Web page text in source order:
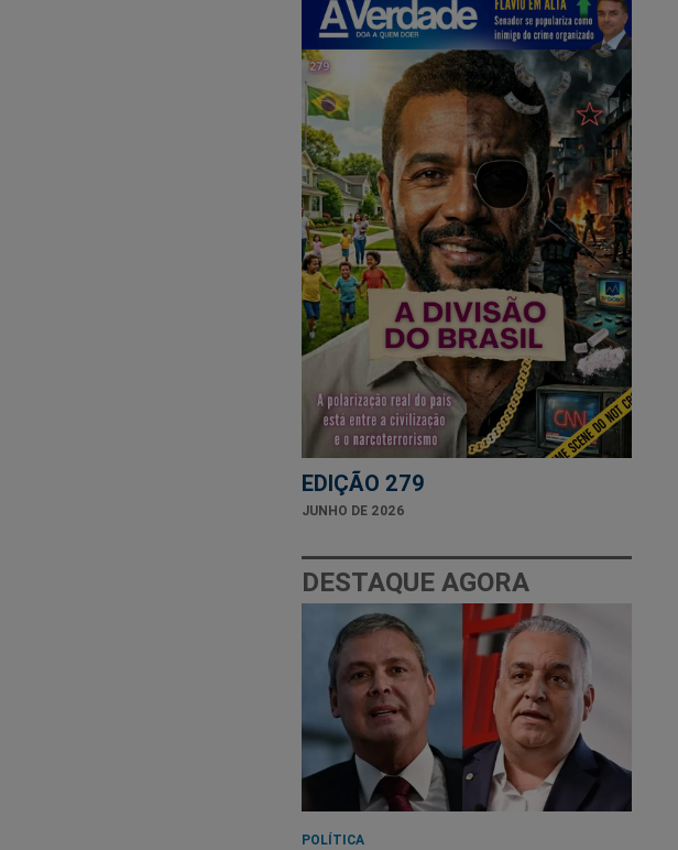
EDIÇÃO 279
JUNHO DE 2026
DESTAQUE AGORA
POLÍTICA